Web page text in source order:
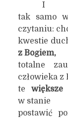
I
tak samo
czytaniu:
kwestie
z Bogiem,
totalne
człowieka z
te większe
w stanie
postawić